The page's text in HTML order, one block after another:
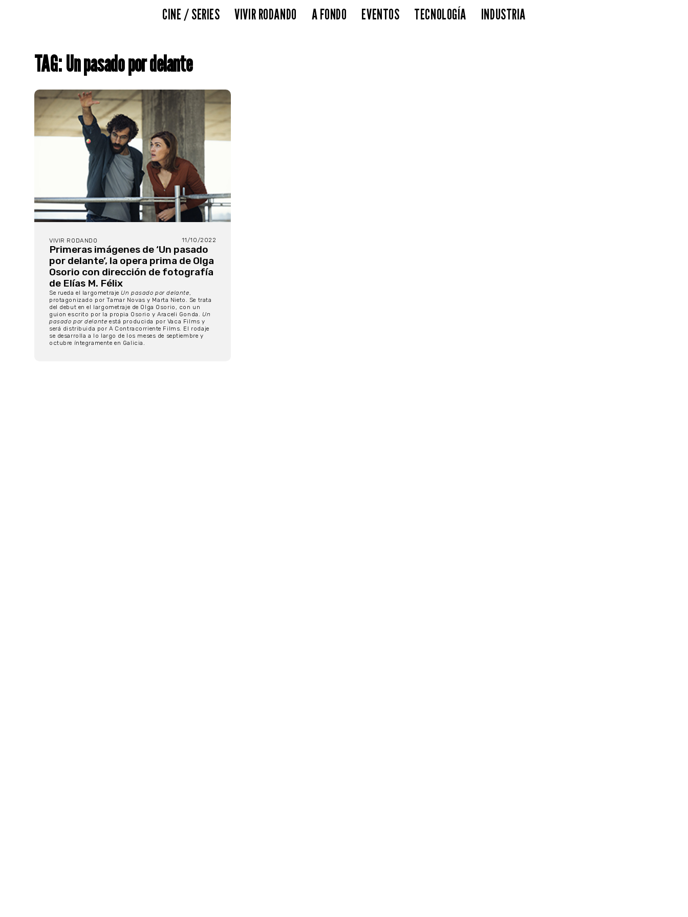
CINE / SERIES VIVIR RODANDO A FONDO EVENTOS TECNOLOGÍA INDUSTRIA
TAG: Un pasado por delante
VIVIR RODANDO 11/10/2022
Primeras imágenes de ‘Un pasado
por delante’, la opera prima de Olga
Osorio con dirección de fotografía
de Elías M. Félix
Se rueda el largometrajeUn pasado por delante,
protagonizado por Tamar Novas y Marta Nieto. Se trata
del debut en el largometraje de Olga Osorio, con un
guion escrito por la propia Osorio y Araceli Gonda. Un
pasado por delante está producida por Vaca Films y
será distribuida por A Contracorriente Films. El rodaje
se desarrolla a lo largo de los meses de septiembre y
octubre íntegramente en Galicia.